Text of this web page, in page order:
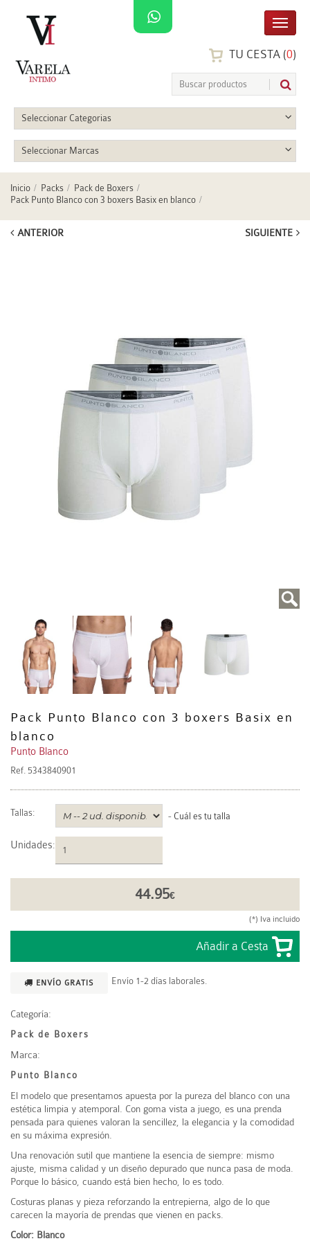
TU CESTA (0)
Seleccionar Categorias
Seleccionar Marcas
Inicio Packs
Pack de Boxers
Pack Punto Blanco con 3 boxers Basix en blanco
ANTERIOR SIGUIENTE
Pack Punto Blanco con 3 boxers Basix en
blanco
Punto Blanco
Ref. 5343840901
Tallas: - Cuál es tu talla
Unidades:
44.95€
(*) Iva incluido
ENVÍO GRATIS Envío 1-2 días laborales.
Categoría:
Pack de Boxers
Marca:
Punto Blanco
El modelo que presentamos apuesta por la pureza del blanco con una
estética limpia y atemporal. Con goma vista a juego, es una prenda
pensada para quienes valoran la sencillez, la elegancia y la comodidad
en su máxima expresión.
Una renovación sutil que mantiene la esencia de siempre: mismo
ajuste, misma calidad y un diseño depurado que nunca pasa de moda.
Porque lo básico, cuando está bien hecho, lo es todo.
Costuras planas y pieza reforzando la entrepierna, algo de lo que
carecen la mayoría de prendas que vienen en packs.
Color: Blanco